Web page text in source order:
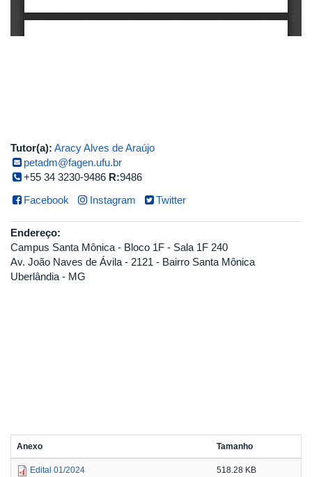
Tutor(a): Aracy Alves de Araújo
petadm@fagen.ufu.br
+55 34 3230-9486 R:9486
Facebook
Instagram Twitter
Endereço:
Campus Santa Mônica - Bloco 1F - Sala 1F 240
Av. João Naves de Ávila - 2121 - Bairro Santa Mônica
Uberlândia - MG
Anexo Tamanho
Edital 01/2024 518.28 KB